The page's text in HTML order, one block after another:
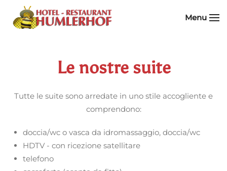
Skip to main content
Menu
Le nostre suite
Tutte le suite sono arredate in uno stile accogliente e
comprendono:
doccia/wc o vasca da idromassaggio, doccia/wc
HDTV - con ricezione satellitare
telefono